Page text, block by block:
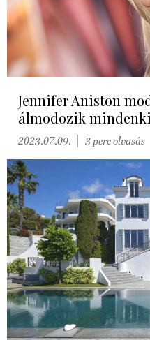
Jennifer Aniston
álmodozik mindenki
2023.07.09. 3 perc olvasás